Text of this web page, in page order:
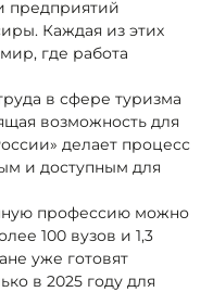
предприятий
Каждая из этих
где работа
в сфере туризма
возможность для
делает процесс
и доступным для
профессию можно
100 вузов и 1,3
уже готовят
в 2025 году для